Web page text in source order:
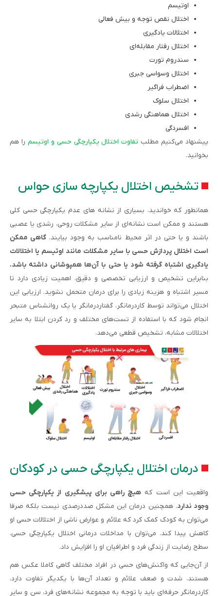
اوتیسم
اختلال نقص توجه و بیش فعالی
اختلالات یادگیری
اختلال رفتار مقابله‌ای
سندروم تورت
اختلال وسواسی جبری
اضطراب فراگیر
اختلال سلوک
اختلال هماهنگی رشدی
افسردگی
پیشنهاد می‌کنیم مطلب تفاوت اختلال یکپارچگی حسی و اوتیسم را هم
بخوانید.
تشخیص اختلال یکپارچه سازی حواس
همانطور که خواندید، بسیاری از نشانه های عدم یکپارچگی حسی کلی
هستند و ممکن است نشانه‌ای از سایر مشکلات روحی، رشدی یا عصبی
باشند و یا حتی در اثر محیط نامناسب به وجود بیایند. گاهی ممکن
است اختلال پردازش حسی با سایر مشکلات مانند اوتیسم یا اختلالات
یادگیری اشتباه گرفته شود یا حتی با آن‌ها همپوشانی داشته باشد.
بنابراین تشخیص و ارزیابی تخصصی و دقیق، اهمیت زیادی دارد تا
مسیر اشتباه و هزینه زیادی را برای درمان متحمل نشوید. ارزیابی این
اختلال می‌تواند توسط کاردرمانگر، گفتاردرمانگر یا یک روانشناس متبحر
انجام شود که با استفاده از تست‌های مختلف و رد کردن ابتلا به سایر
اختلالات مشابه، تشخیص قطعی می‌دهد.
درمان اختلال یکپارچگی حسی در کودکان
واقعیت این است که هیچ راهی برای پیشگیری از یکپارچگی حسی
وجود ندارد. همچنین درمان این مشکل صددرصدی نیست بلکه صرفا
می‌توان به کودک کمک کرد که علائم و عوارض ناشی از اختلالات حسی او
کاهش پیدا کند. می‌توان با مداخلات درمانی اختلال یکپارچگی حسی،
سطح رضایت از زندگی فرد و اطرافیان او را افزایش داد.
از آن‌جایی که واکنش‌های حسی در افراد مختلف گاهی کاملا عکس هم
هستند، شدت و ضعف علائم و تعداد آن‌ها با یکدیگر تفاوت دارد،
کاردرمانگر حرفه‌ای باید با توجه به مجموعه نشانه‌های فرد، سن و سایر